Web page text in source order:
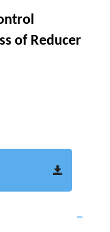
of Reducer